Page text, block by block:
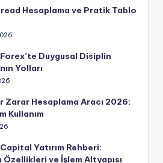
Hesaplama ve Pratik Tablo
Duygusal Disiplin
Yolları
Zarar Hesaplama Aracı 2026:
Kullanım
Yatırım Rehberi:
ve İşlem Altyapısı